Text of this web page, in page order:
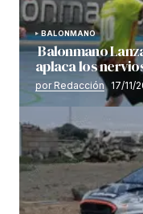
BALONMANO
Balonmano
aplaca los
por Redacción 17/11/